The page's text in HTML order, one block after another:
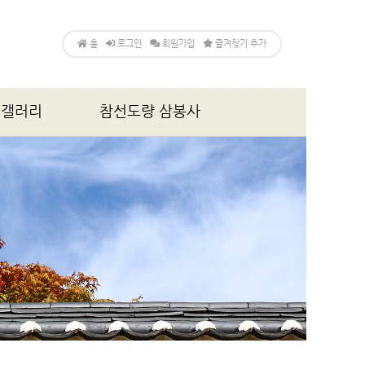
홈 로그인 회원가입 즐겨찾기 추가
갤러리 참선도량 삼봉사
소개
법회,행사안내
게시판